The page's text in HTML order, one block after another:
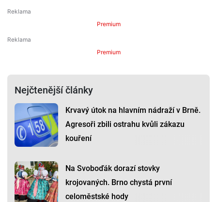
Premium
Premium
Nejčtenější články
Krvavý útok na hlavním nádraží v Brně.
Agresoři zbili ostrahu kvůli zákazu
kouření
Na Svoboďák dorazí stovky
krojovaných. Brno chystá první
celoměstské hody